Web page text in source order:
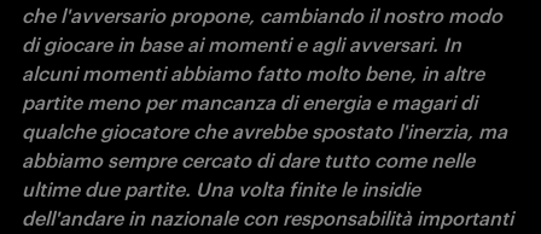
che l'avversario propone, cambiando il nostro modo
di giocare in base ai momenti e agli avversari. In
alcuni momenti abbiamo fatto molto bene, in altre
partite meno per mancanza di energia e magari di
qualche giocatore che avrebbe spostato l'inerzia, ma
abbiamo sempre cercato di dare tutto come nelle
ultime due partite. Una volta finite le insidie
dell'andare in nazionale con responsabilità importanti